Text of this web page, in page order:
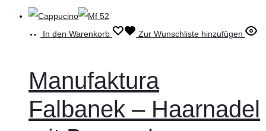
In den Warenkorb Zur Wunschliste hinzufügen
Manufaktura
Falbanek – Haarnadel